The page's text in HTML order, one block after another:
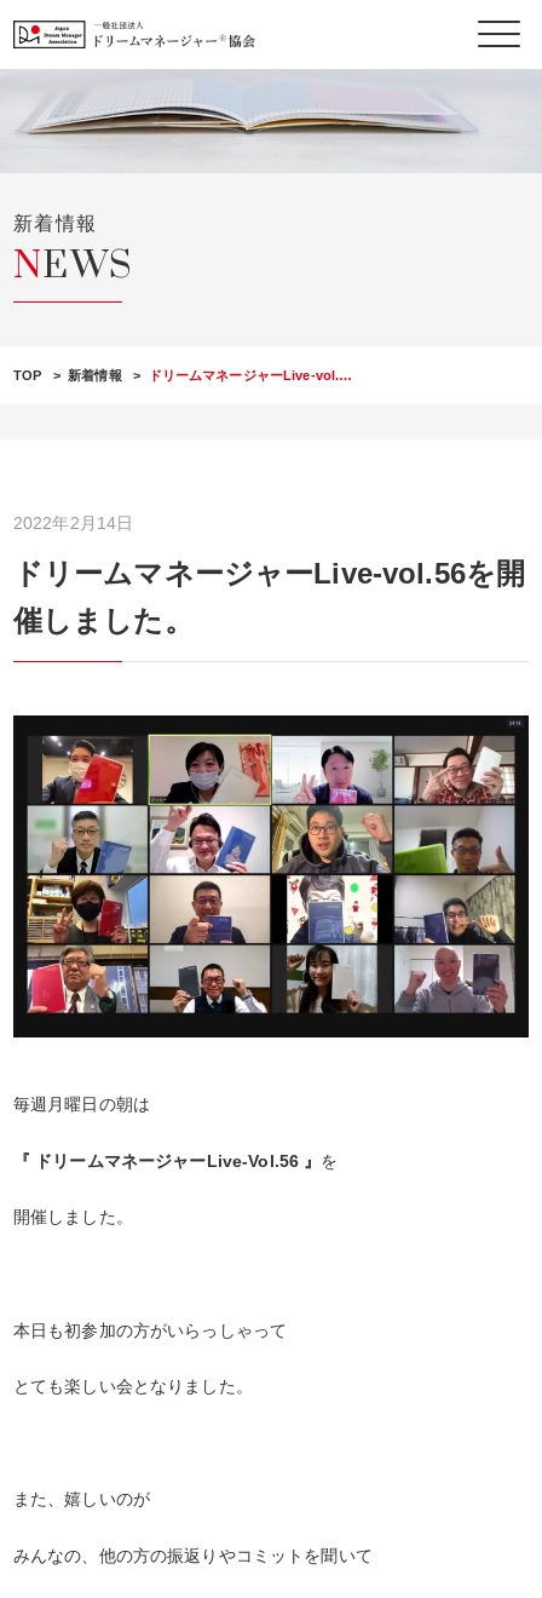
i
新着情報
NEWS
TOP >新着情報 > ドリームマネージャーLive-vol.…
2022年2月14日
ドリームマネージャーLive-vol.56を開
催しました。
毎週月曜日の朝は
『 ドリームマネージャーLive-Vol.56 』 を
開催しました。
本日も初参加の方がいらっしゃって
とても楽しい会となりました。
また、嬉しいのが
みんなの、他の方の振返りやコミットを聞いて